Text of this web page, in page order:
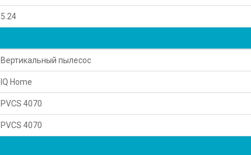
5.24
Вертикальный пылесос
IQ Home
PVCS 4070
PVCS 4070